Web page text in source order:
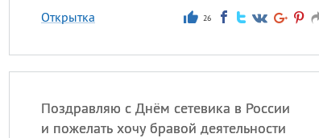
Открытка 26
Поздравляю с Днём сетевика в России
и пожелать хочу бравой деятельности